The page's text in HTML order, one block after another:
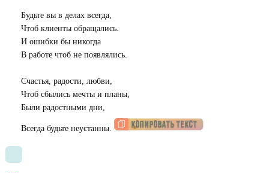
Будьте вы в делах всегда,
Чтоб клиенты обращались.
И ошибки бы никогда
В работе чтоб не появлялись.
Счастья, радости, любви,
Чтоб сбылись мечты и планы,
Были радостными дни,
Всегда будьте неустанны.